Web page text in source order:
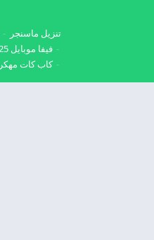
تنزيل ماسنجر
فيفا موبايل 2025
كاب كات مهكر